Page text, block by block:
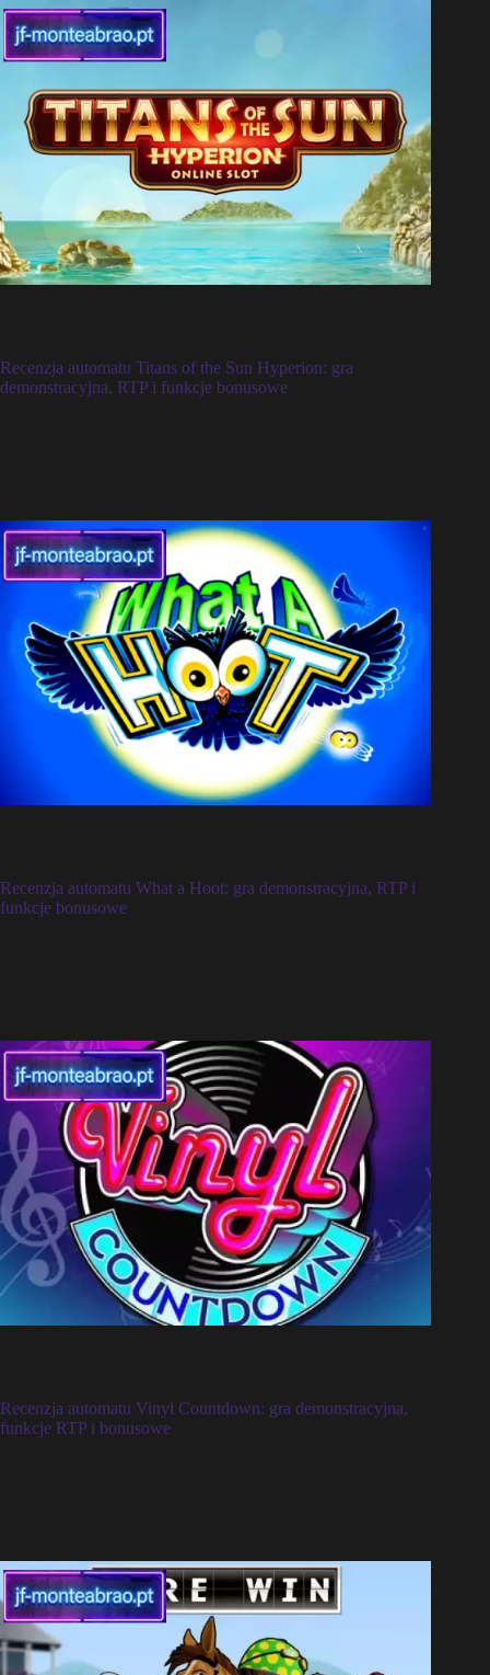
Recenzja automatu Titans of the Sun Hyperion: gra
demonstracyjna, RTP i funkcje bonusowe
Recenzja automatu What a Hoot: gra demonstracyjna, RTP i
funkcje bonusowe
Recenzja automatu Vinyl Countdown: gra demonstracyjna,
funkcje RTP i bonusowe